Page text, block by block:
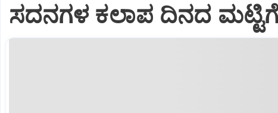
ಸದನಗಳ ಕಲಾಪ ದಿನದ